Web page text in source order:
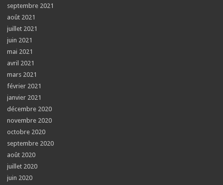
septembre 2021
août 2021
juillet 2021
juin 2021
mai 2021
avril 2021
mars 2021
février 2021
janvier 2021
décembre 2020
novembre 2020
octobre 2020
septembre 2020
août 2020
juillet 2020
juin 2020